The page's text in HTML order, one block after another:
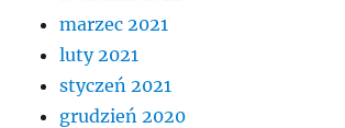
marzec 2021
luty 2021
styczeń 2021
grudzień 2020